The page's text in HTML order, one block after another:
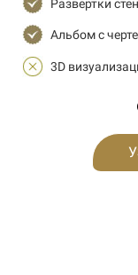
Развертки стен
Альбом с
3D